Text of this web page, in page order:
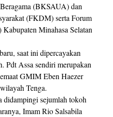
(BKSAUA) dan
(FKDM) serta Forum
Minahasa Selatan
saat ini dipercayakan
Pdt Assa sendiri merupakan
GMIM Eben Haezer
Tenga.
didampingi sejumlah tokoh
Imam Rio Salsabila